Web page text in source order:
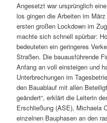
Angesetzt war ursprünglich
los gingen die Arbeiten im
ersten großen Lockdown im
machte sich schnell spürbar:
bedeuteten ein geringeres
Straßen. Die bauausführende
Anfang an voll einsteigen und
Unterbrechungen im
den Bauablauf mit allen
geändert“, erklärt die Leiterin
Erschließung (ASE), Michaela
einzelnen Bauphasen an den